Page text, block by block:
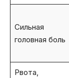
Сильная
головная боль
Рвота,